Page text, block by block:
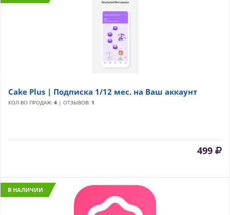
Cake Plus | Подписка 1/12 мес. на Ваш аккаунт
КОЛ-ВО ПРОДАЖ: 4 | ОТЗЫВОВ: 1
499
В НАЛИЧИИ